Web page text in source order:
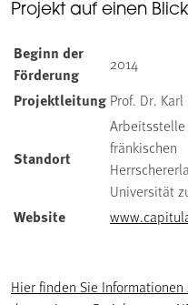
Projekt auf einen Blick
Beginn der
Förderung
2014
Projektleitung Prof. Dr. Karl
Standort
fränkischen
Universität
Website
Hier finden Sie